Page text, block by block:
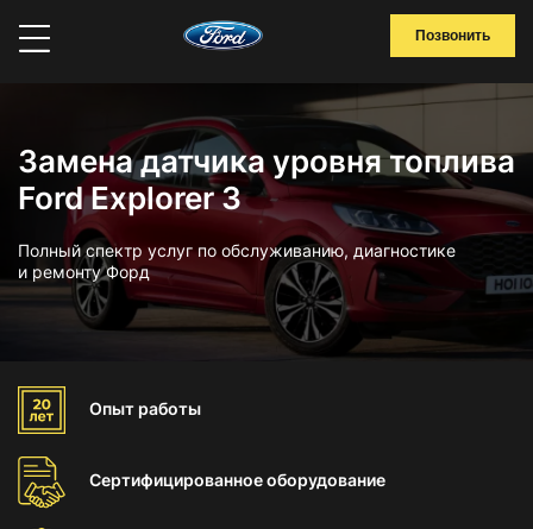
Позвонить
Замена датчика уровня топлива
Ford Explorer 3
Полный спектр услуг по обслуживанию, диагностике
и ремонту Форд
Опыт работы
Сертифицированноеоборудование